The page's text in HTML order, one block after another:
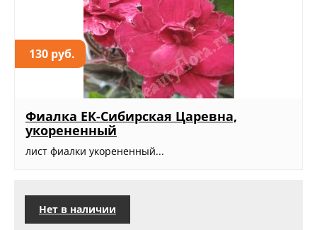
130 руб.
Фиалка ЕК-Сибирская Царевна,
укорененный
лист фиалки укорененный...
Нет в наличии